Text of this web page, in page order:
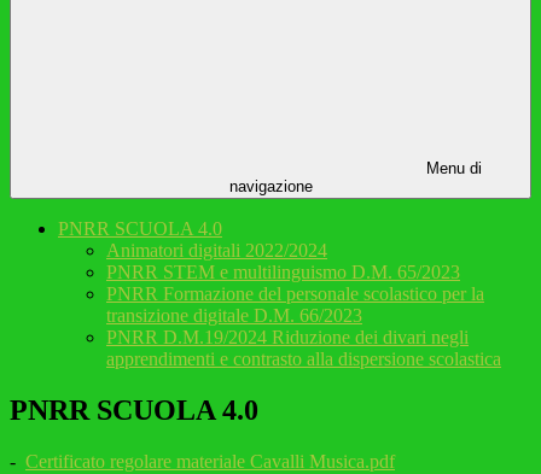
Menu di
navigazione
PNRR SCUOLA 4.0
Animatori digitali 2022/2024
PNRR STEM e multilinguismo D.M. 65/2023
PNRR Formazione del personale scolastico per la
transizione digitale D.M. 66/2023
PNRR D.M.19/2024 Riduzione dei divari negli
apprendimenti e contrasto alla dispersione scolastica
PNRR SCUOLA 4.0
- Certificato regolare materiale Cavalli Musica.pdf